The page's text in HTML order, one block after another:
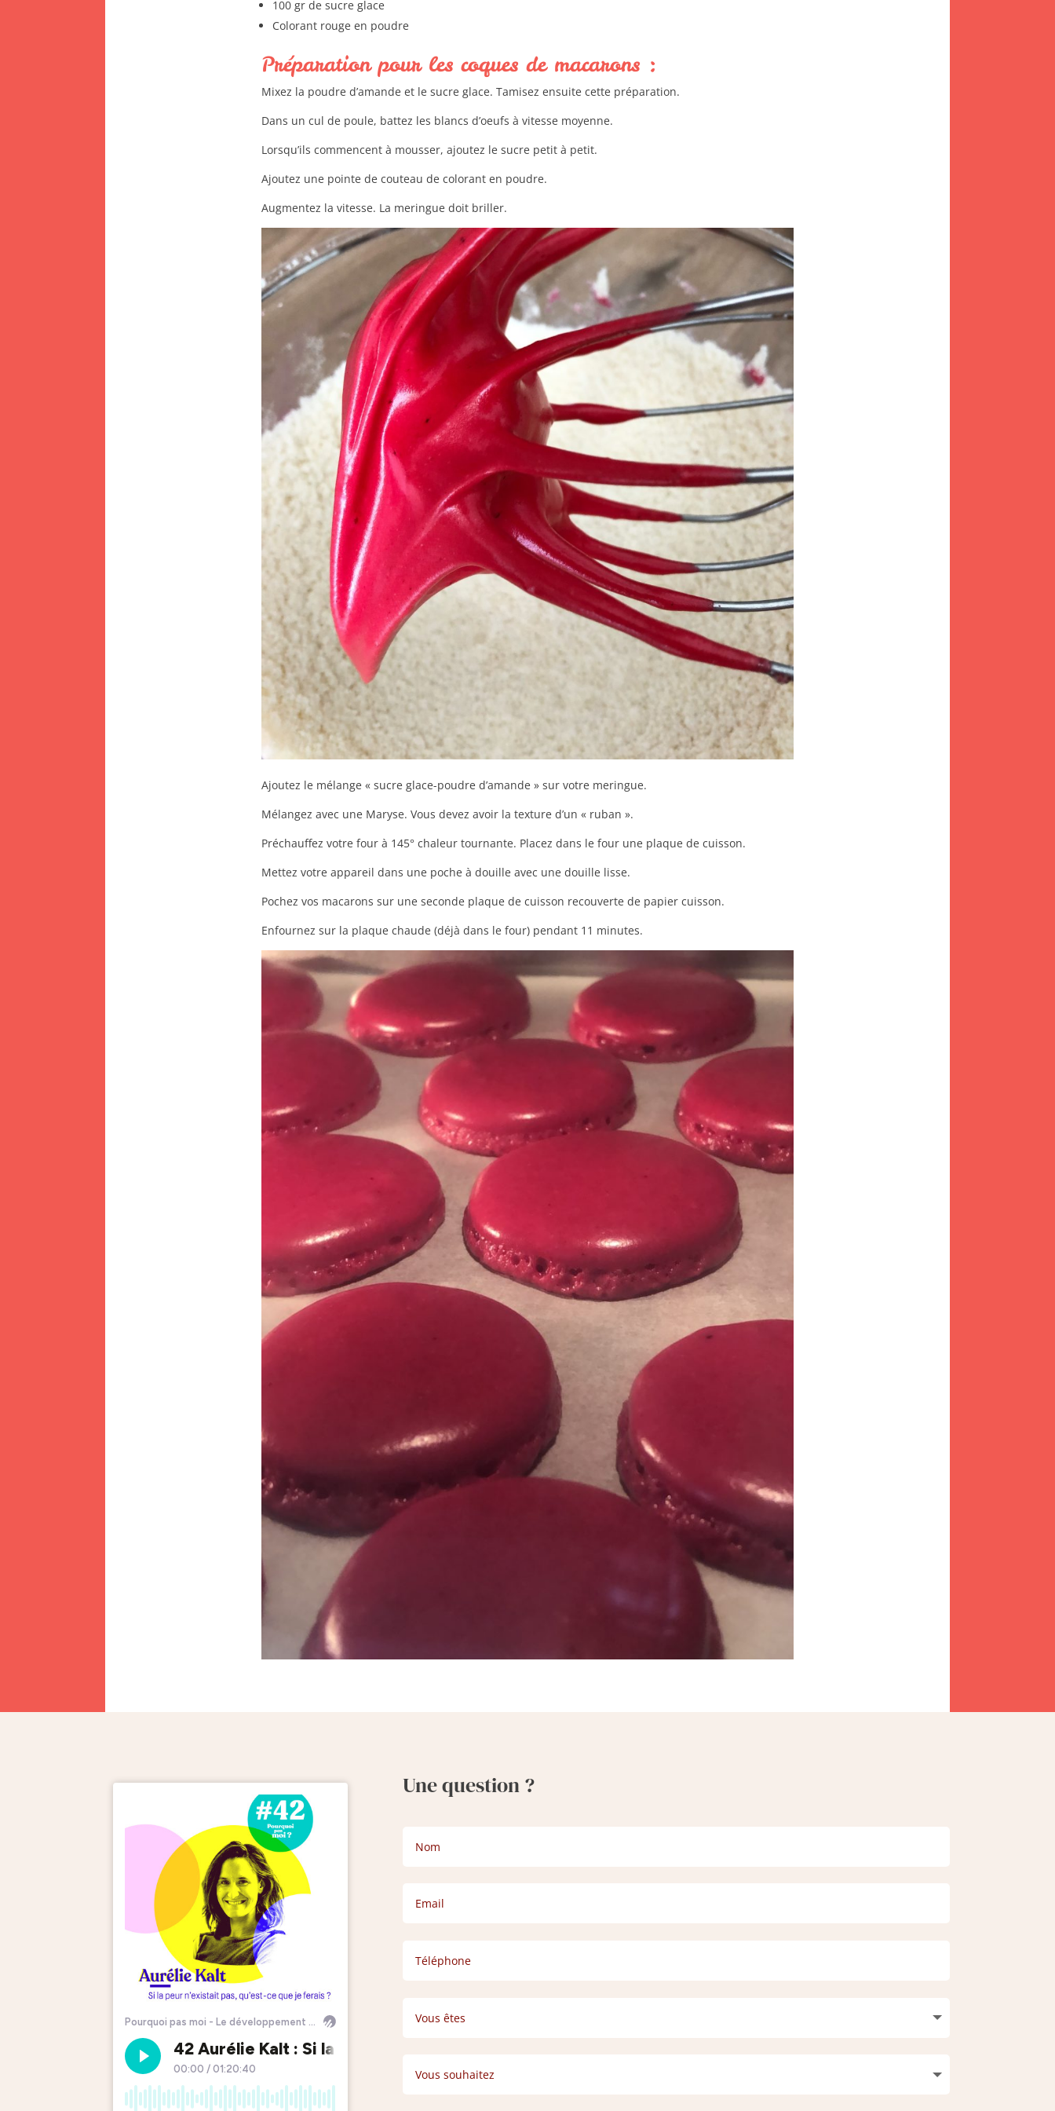
100 gr de sucre glace
Colorant rouge en poudre
Préparation pour les coques de macarons :
Mixez la poudre d’amande et le sucre glace. Tamisez ensuite cette préparation.
Dans un cul de poule, battez les blancs d’oeufs à vitesse moyenne.
Lorsqu’ils commencent à mousser, ajoutez le sucre petit à petit.
Ajoutez une pointe de couteau de colorant en poudre.
Augmentez la vitesse. La meringue doit briller.
Ajoutez le mélange « sucre glace-poudre d’amande » sur votre meringue.
Mélangez avec une Maryse. Vous devez avoir la texture d’un « ruban ».
Préchauffez votre four à 145° chaleur tournante. Placez dans le four une plaque de cuisson.
Mettez votre appareil dans une poche à douille avec une douille lisse.
Pochez vos macarons sur une seconde plaque de cuisson recouverte de papier cuisson.
Enfournez sur la plaque chaude (déjà dans le four) pendant 11 minutes.
Une question ?